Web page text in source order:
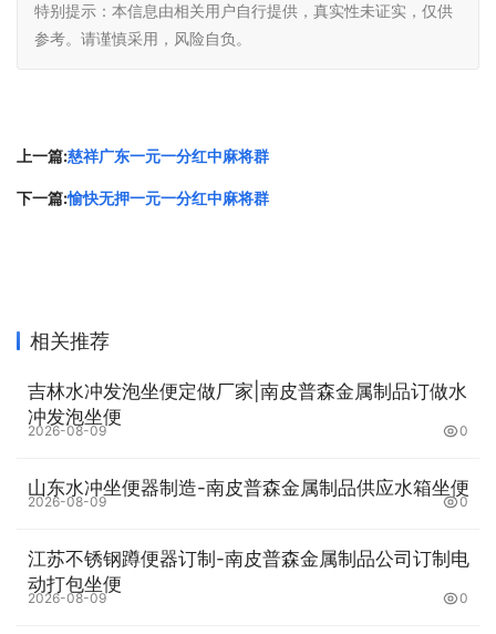
特别提示：本信息由相关用户自行提供，真实性未证实，仅供
参考。请谨慎采用，风险自负。
上一篇:慈祥广东一元一分红中麻将群
下一篇:愉快无押一元一分红中麻将群
相关推荐
吉林水冲发泡坐便定做厂家|南皮普森金属制品订做水
冲发泡坐便
2026-08-09 0
山东水冲坐便器制造-南皮普森金属制品供应水箱坐便
2026-08-09 0
江苏不锈钢蹲便器订制-南皮普森金属制品公司订制电
动打包坐便
2026-08-09 0